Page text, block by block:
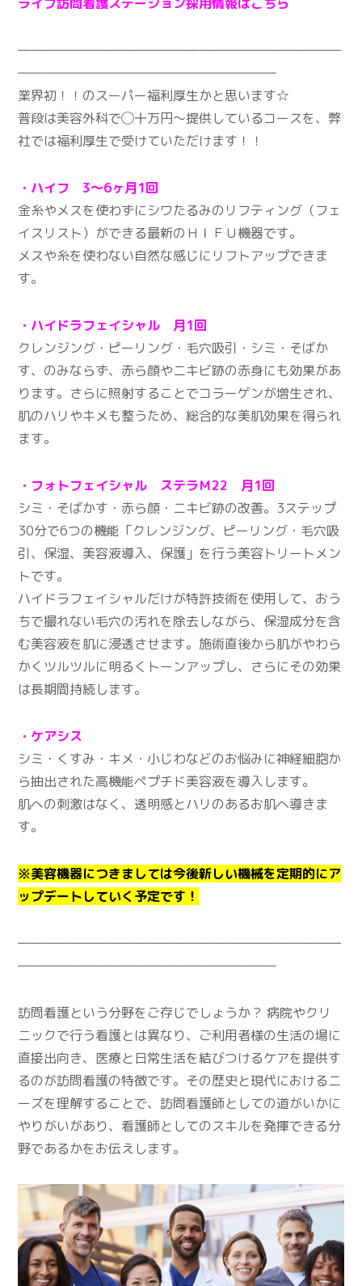
―――――――――――――――――――――――――
――――――――――――――――――――
業界初！！のスーパー福利厚生かと思います☆
普段は美容外科で◯十万円〜提供しているコースを、弊
社では福利厚生で受けていただけます！！
・ハイフ 3～6ヶ月1回
金糸やメスを使わずにシワたるみのリフティング（フェ
イスリスト）ができる最新のＨＩＦＵ機器です。
メスや糸を使わない自然な感じにリフトアップできま
す。
・ハイドラフェイシャル 月1回
クレンジング・ピーリング・毛穴吸引・シミ・そばか
す、のみならず、赤ら顔やニキビ跡の赤身にも効果があ
ります。さらに照射することでコラーゲンが増生され、
肌のハリやキメも整うため、総合的な美肌効果を得られ
ます。
・フォトフェイシャル ステラＭ22 月1回
シミ・そばかす・赤ら顔・ニキビ跡の改善。3ステップ
30分で6つの機能「クレンジング、ピーリング・毛穴吸
引、保湿、美容液導入、保護」を行う美容トリートメン
トです。
ハイドラフェイシャルだけが特許技術を使用して、おう
ちで撮れない毛穴の汚れを除去しながら、保湿成分を含
む美容液を肌に浸透させます。施術直後から肌がやわら
かくツルツルに明るくトーンアップし、さらにその効果
は長期間持続します。
・ケアシス
シミ・くすみ・キメ・小じわなどのお悩みに神経細胞か
ら抽出された高機能ペプチド美容液を導入します。
肌への刺激はなく、透明感とハリのあるお肌へ導きま
す。
※美容機器につきましては今後新しい機械を定期的にア
ップデートしていく予定です！
―――――――――――――――――――――――――
――――――――――――――――――――
訪問看護という分野をご存じでしょうか？ 病院やクリ
ニックで行う看護とは異なり、ご利用者様の生活の場に
直接出向き、医療と日常生活を結びつけるケアを提供す
るのが訪問看護の特徴です。その歴史と現代におけるニ
ーズを理解することで、訪問看護師としての道がいかに
やりがいがあり、看護師としてのスキルを発揮できる分
野であるかをお伝えします。